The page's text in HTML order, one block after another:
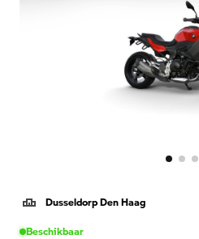
Dusseldorp Den Haag
Beschikbaar